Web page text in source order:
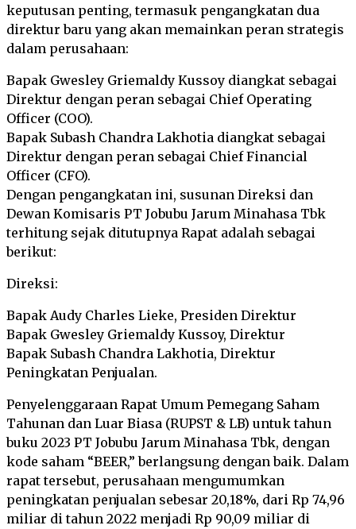
keputusan penting, termasuk pengangkatan dua
direktur baru yang akan memainkan peran strategis
dalam perusahaan:
Bapak Gwesley Griemaldy Kussoy diangkat sebagai
Direktur dengan peran sebagai Chief Operating
Officer (COO).
Bapak Subash Chandra Lakhotia diangkat sebagai
Direktur dengan peran sebagai Chief Financial
Officer (CFO).
Dengan pengangkatan ini, susunan Direksi dan
Dewan Komisaris PT Jobubu Jarum Minahasa Tbk
terhitung sejak ditutupnya Rapat adalah sebagai
berikut:
Direksi:
Bapak Audy Charles Lieke, Presiden Direktur
Bapak Gwesley Griemaldy Kussoy, Direktur
Bapak Subash Chandra Lakhotia, Direktur
Peningkatan Penjualan.
Penyelenggaraan Rapat Umum Pemegang Saham
Tahunan dan Luar Biasa (RUPST & LB) untuk tahun
buku 2023 PT Jobubu Jarum Minahasa Tbk, dengan
kode saham “BEER,” berlangsung dengan baik. Dalam
rapat tersebut, perusahaan mengumumkan
peningkatan penjualan sebesar 20,18%, dari Rp 74,96
miliar di tahun 2022 menjadi Rp 90,09 miliar di